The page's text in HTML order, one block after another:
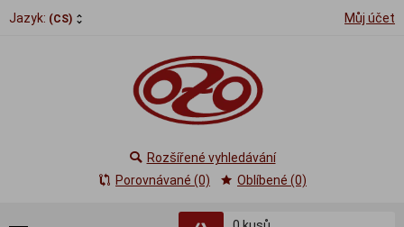
Jazyk: (CS) Můj účet
Rozšířené vyhledávání
Porovnávané (0)
Oblíbené (0)